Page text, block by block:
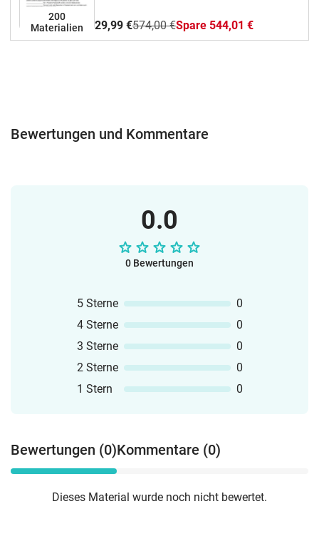
heruntergeladen werden. Das
Materialpaket enthält alle Einzelpakete
HörverstehenHördateien
mehr erweitert werden.
200
Materialien
Unterrichtsfächern.
29,99 €574,00 €Spare 544,01 €
Bewertungen und Kommentare
0.0
0 Bewertungen
5 Sterne
0
4 Sterne
0
3 Sterne
0
2 Sterne
0
1 Stern
0
Bewertungen (0)Kommentare (0)
Dieses Material wurde noch nicht bewertet.